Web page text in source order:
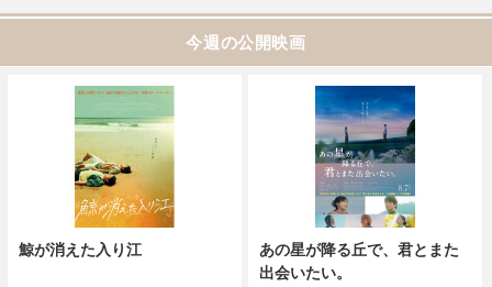
今週の公開映画
鯨が消えた入り江
あの星が降る丘で、君とまた
出会いたい。